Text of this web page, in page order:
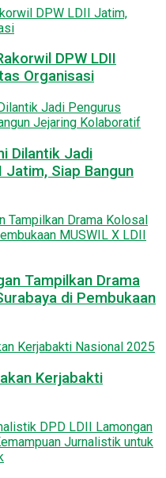
DPW LDII
Organisasi
Dilantik Jadi
Jatim, Siap Bangun
Tampilkan Drama
di Pembukaan
Kerjabakti